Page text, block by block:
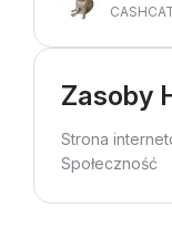
Zasoby
Strona
Społeczność